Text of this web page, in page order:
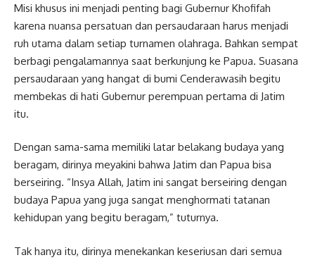
Misi khusus ini menjadi penting bagi Gubernur Khofifah
karena nuansa persatuan dan persaudaraan harus menjadi
ruh utama dalam setiap turnamen olahraga. Bahkan sempat
berbagi pengalamannya saat berkunjung ke Papua. Suasana
persaudaraan yang hangat di bumi Cenderawasih begitu
membekas di hati Gubernur perempuan pertama di Jatim
itu.
Dengan sama-sama memiliki latar belakang budaya yang
beragam, dirinya meyakini bahwa Jatim dan Papua bisa
berseiring. “Insya Allah, Jatim ini sangat berseiring dengan
budaya Papua yang juga sangat menghormati tatanan
kehidupan yang begitu beragam,” tuturnya.
Tak hanya itu, dirinya menekankan keseriusan dari semua